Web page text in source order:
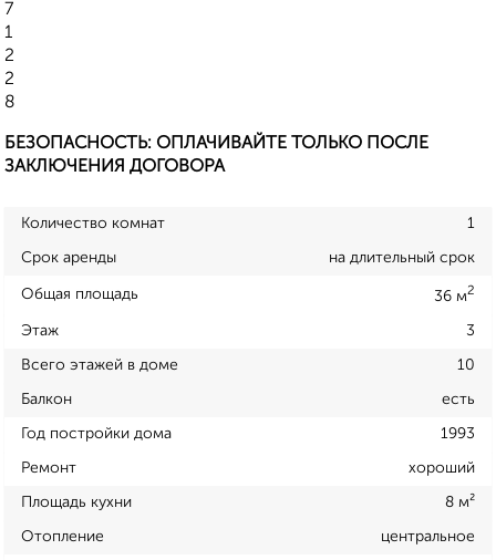
7
1
2
2
8
БЕЗОПАСНОСТЬ: ОПЛАЧИВАЙТЕ ТОЛЬКО ПОСЛЕ
ЗАКЛЮЧЕНИЯ ДОГОВОРА
Количество комнат 1
Срок аренды на длительный срок
Общая площадь 36 м2
Этаж 3
Всего этажей в доме 10
Балкон есть
Год постройки дома 1993
Ремонт хороший
Площадь кухни 8 м²
Отопление центральное